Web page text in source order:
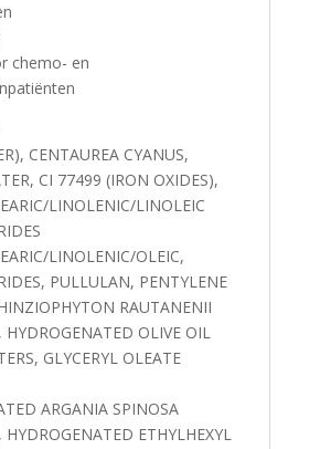
chemo- en
CENTAUREA CYANUS,
CI 77499 (IRON OXIDES),
LINOLENIC/LINOLEIC
LINOLENIC/OLEIC,
PULLULAN, PENTYLENE
RAUTANENII
HYDROGENATED OLIVE OIL
GLYCERYL OLEATE
ARGANIA SPINOSA
HYDROGENATED ETHYLHEXYL